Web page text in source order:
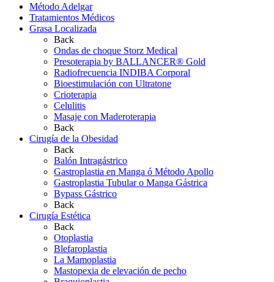
Método Adelgar
Tratamientos Médicos
Grasa Localizada
Back
Ondas de choque Storz Medical
Presoterapia by BALLANCER® Gold
Radiofrecuencia INDIBA Corporal
Bioestimulación con Ultratone
Crioterapia
Celulitis
Masaje con Maderoterapia
Back
Cirugía de la Obesidad
Back
Balón Intragástrico
Gastroplastia en Manga ó Método Apollo
Gastroplastia Tubular o Manga Gástrica
Bypass Gástrico
Back
Cirugía Estética
Back
Otoplastia
Blefaroplastia
La Mamoplastia
Mastopexia de elevación de pecho